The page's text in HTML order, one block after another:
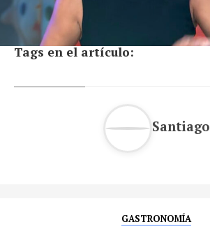
Tags en el artículo:
Santiago
GASTRONOMÍA